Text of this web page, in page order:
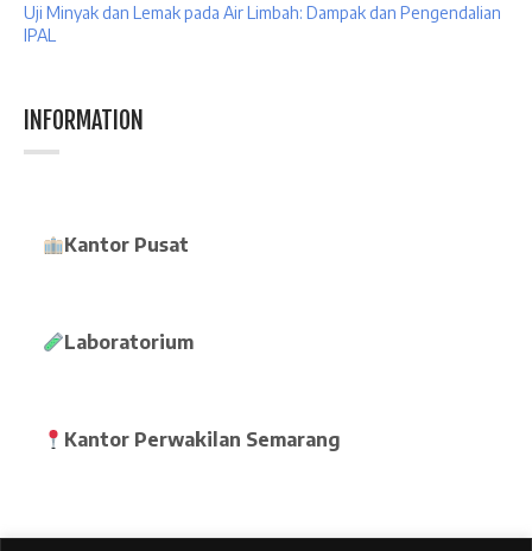
Uji Minyak dan Lemak pada Air Limbah: Dampak dan Pengendalian
IPAL
INFORMATION
Kantor Pusat
Laboratorium
Kantor Perwakilan Semarang